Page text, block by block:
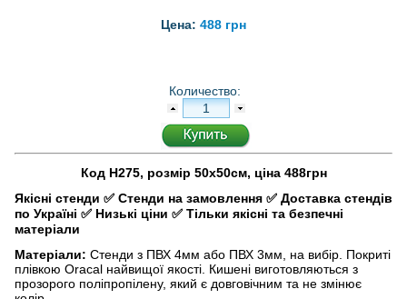
Цена: 488 грн
Количество:
Код Н275, розмір 50х50см, ціна 488грн
Якісні стенди ✅ Стенди на замовлення ✅ Доставка стендів
по Україні ✅ Низькі ціни ✅ Тільки якісні та безпечні
матеріали
Матеріали: Стенди з ПВХ 4мм або ПВХ 3мм, на вибір. Покриті
плівкою Oracal найвищої якості. Кишені виготовляються з
прозорого поліпропілену, який є довговічним та не змінює